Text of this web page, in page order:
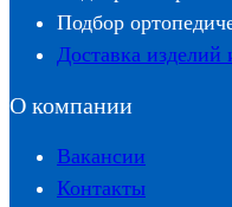
Подбор
Доставка изделий
О компании
Вакансии
Контакты